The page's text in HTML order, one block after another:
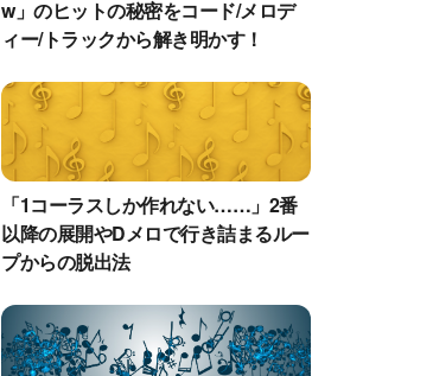
w」のヒットの秘密をコード/メロデ
ィー/トラックから解き明かす！
「1コーラスしか作れない……」2番
以降の展開やDメロで行き詰まるルー
プからの脱出法